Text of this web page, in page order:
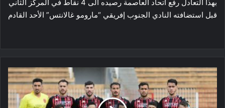
بهذا التعادل رفع اتحاد العاصمة رصيده الى 4 نقاط في المركز الثاني
قبل استضافته النادي الجنوب إفريقي “مارومو غالانتس” الأحد القادم
كأس
الاتحاد
الإفريقي:
اتحاد